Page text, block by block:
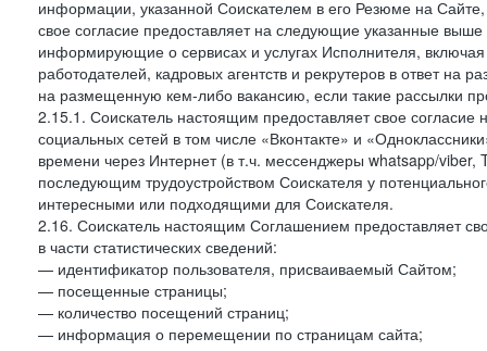
информации, указанной Соискателем в его Резюме на
свое согласие предоставляет на следующие указанные
информирующие о сервисах и услугах Исполнителя,
работодателей, кадровых агентств и рекрутеров в ответ
на размещенную кем-либо вакансию, если такие рассылки
2.15.1. Соискатель настоящим предоставляет свое
социальных сетей в том числе «Вконтакте» и
времени через Интернет (в т.ч. мессенджеры whatsapp/
последующим трудоустройством Соискателя у
интересными или подходящими для Соискателя.
2.16. Соискатель настоящим Соглашением предоставляет
в части статистических сведений:
— идентификатор пользователя, присваиваемый Сайтом;
— посещенные страницы;
— количество посещений страниц;
— информация о перемещении по страницам сайта;